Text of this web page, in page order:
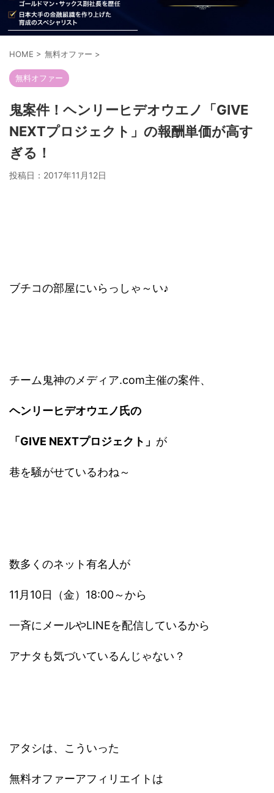
HOME > 無料オファー >
無料オファー
鬼案件！ヘンリーヒデオウエノ「GIVE
NEXTプロジェクト」の報酬単価が高す
ぎる！
投稿日： 2017年11月12日
ブチコの部屋にいらっしゃ～い♪
チーム鬼神のメディア.com主催の案件、
ヘンリーヒデオウエノ氏の
「GIVE NEXTプロジェクト」 が
巷を騒がせているわね～
数多くのネット有名人が
11月10日（金）18:00～から
一斉にメールやLINEを配信しているから
アナタも気づいているんじゃない？
アタシは、こういった
無料オファーアフィリエイトは